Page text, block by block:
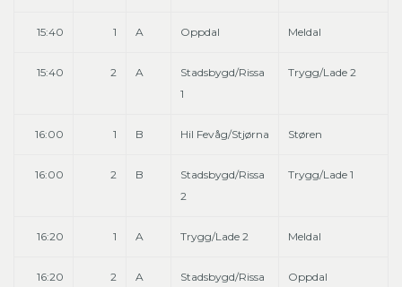
15:40 1 A Oppdal Meldal
15:40 2 A
Stadsbygd/Rissa
1
Trygg/Lade 2
16:00 1 B Hil Fevåg/Stjørna Støren
16:00 2 B
Stadsbygd/Rissa
2
Trygg/Lade 1
16:20 1 A Trygg/Lade 2 Meldal
16:20 2 A
Stadsbygd/Rissa
Oppdal